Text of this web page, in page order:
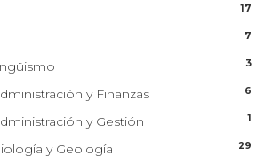
17
7
3
y Finanzas 6
y Gestión 1
y Geología 29